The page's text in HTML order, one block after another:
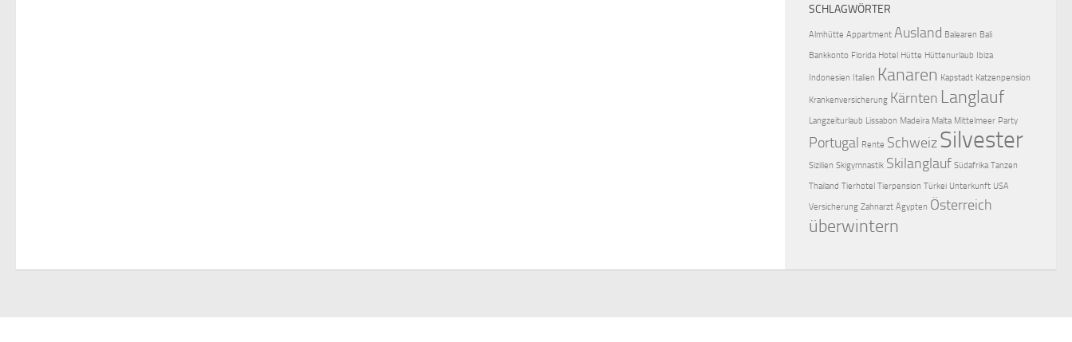
SCHLAGWÖRTER
Almhütte Appartment Ausland Balearen Bali
Bankkonto Florida Hotel Hütte Hüttenurlaub Ibiza
Indonesien Italien Kanaren Kapstadt Katzenpension
Krankenversicherung Kärnten Langlauf
Langzeiturlaub Lissabon Madeira Malta Mittelmeer Party
Portugal Rente SchweizSilvester
Sizilien Skigymnastik Skilanglauf Südafrika Tanzen
Thailand Tierhotel Tierpension Türkei Unterkunft USA
Versicherung Zahnarzt Ägypten Österreich
überwintern